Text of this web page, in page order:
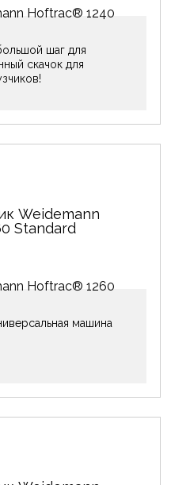
Hoftrac® 1240
шаг для
скачок для
Hoftrac® 1260
машина